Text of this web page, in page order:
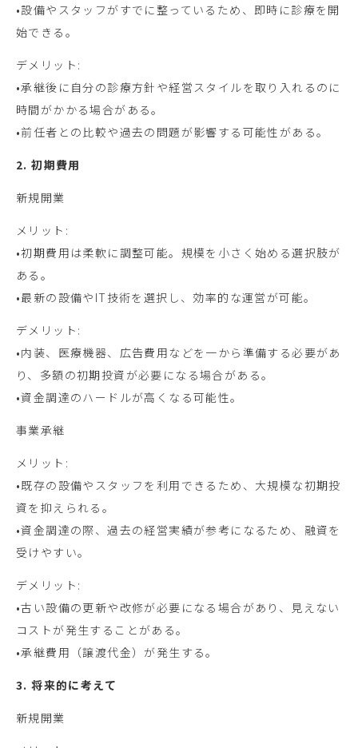
•設備やスタッフがすでに整っているため、即時に診療を開
始できる。
デメリット:
•承継後に自分の診療方針や経営スタイルを取り入れるのに
時間がかかる場合がある。
•前任者との比較や過去の問題が影響する可能性がある。
2. 初期費用
新規開業
メリット:
•初期費用は柔軟に調整可能。規模を小さく始める選択肢が
ある。
•最新の設備やIT技術を選択し、効率的な運営が可能。
デメリット:
•内装、医療機器、広告費用などを一から準備する必要があ
り、多額の初期投資が必要になる場合がある。
•資金調達のハードルが高くなる可能性。
事業承継
メリット:
•既存の設備やスタッフを利用できるため、大規模な初期投
資を抑えられる。
•資金調達の際、過去の経営実績が参考になるため、融資を
受けやすい。
デメリット:
•古い設備の更新や改修が必要になる場合があり、見えない
コストが発生することがある。
•承継費用（譲渡代金）が発生する。
3. 将来的に考えて
新規開業